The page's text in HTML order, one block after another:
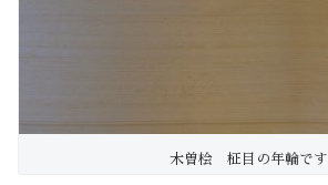
木曽桧 柾目の年輪です